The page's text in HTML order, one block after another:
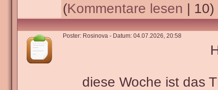
(Kommentare lesen | 10)
Poster: Rosinova - Datum: 04.07.2026, 20:58
diese Woche ist das